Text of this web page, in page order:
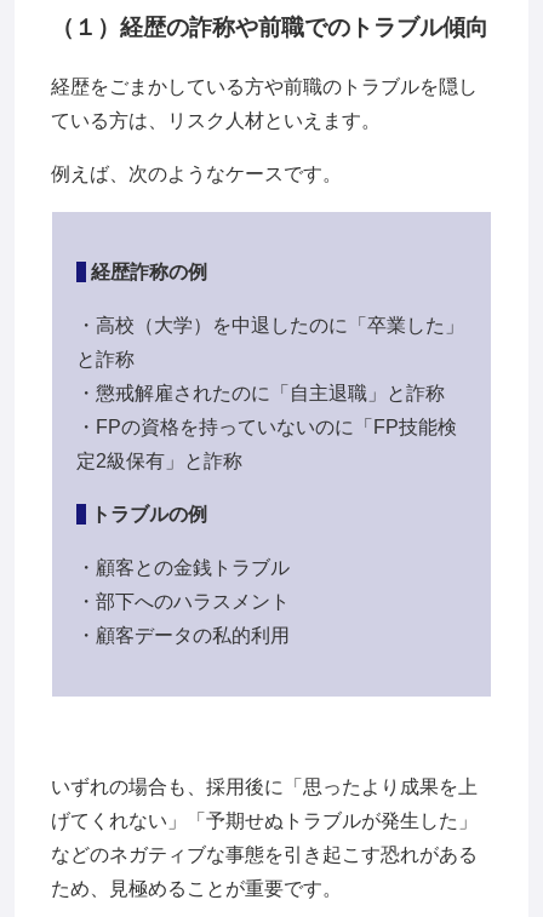
（１）経歴の詐称や前職でのトラブル傾向
経歴をごまかしている方や前職のトラブルを隠し
ている方は、リスク人材といえます。
例えば、次のようなケースです。
経歴詐称の例
・高校（大学）を中退したのに「卒業した」
と詐称
・懲戒解雇されたのに「自主退職」と詐称
・FPの資格を持っていないのに「FP技能検
定2級保有」と詐称
トラブルの例
・顧客との金銭トラブル
・部下へのハラスメント
・顧客データの私的利用
いずれの場合も、採用後に「思ったより成果を上
げてくれない」「予期せぬトラブルが発生した」
などのネガティブな事態を引き起こす恐れがある
ため、見極めることが重要です。